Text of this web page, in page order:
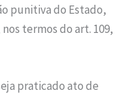
punitiva do Estado,
termos do art. 109,
praticado ato de